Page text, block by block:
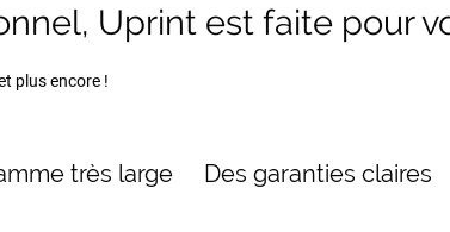
Uprint est faite pour
plus encore !
très large Des garanties claires